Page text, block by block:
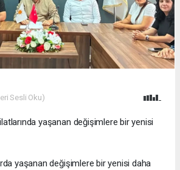
Sesli Oku)
yaşanan değişimlere bir yenisi
yaşanan değişimlere bir yenisi daha